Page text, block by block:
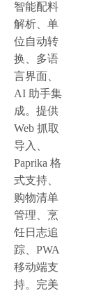
智能配料
解析、单
位自动转
换、多语
言界面、
AI 助手集
成。提供
Web 抓取
导入、
Paprika 格
式支持、
购物清单
管理、烹
饪日志追
踪、PWA
移动端支
持。完美